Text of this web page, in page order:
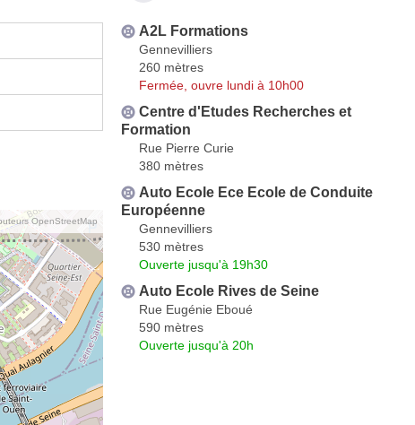
OpenStreetMap
A2L Formations
Gennevilliers
260 mètres
Fermée, ouvre lundi à 10h00
Centre d'Etudes Recherches et
Formation
Rue Pierre Curie
380 mètres
Auto Ecole Ece Ecole de Conduite
Européenne
Gennevilliers
530 mètres
Ouverte jusqu'à 19h30
Auto Ecole Rives de Seine
Rue Eugénie Eboué
590 mètres
Ouverte jusqu'à 20h